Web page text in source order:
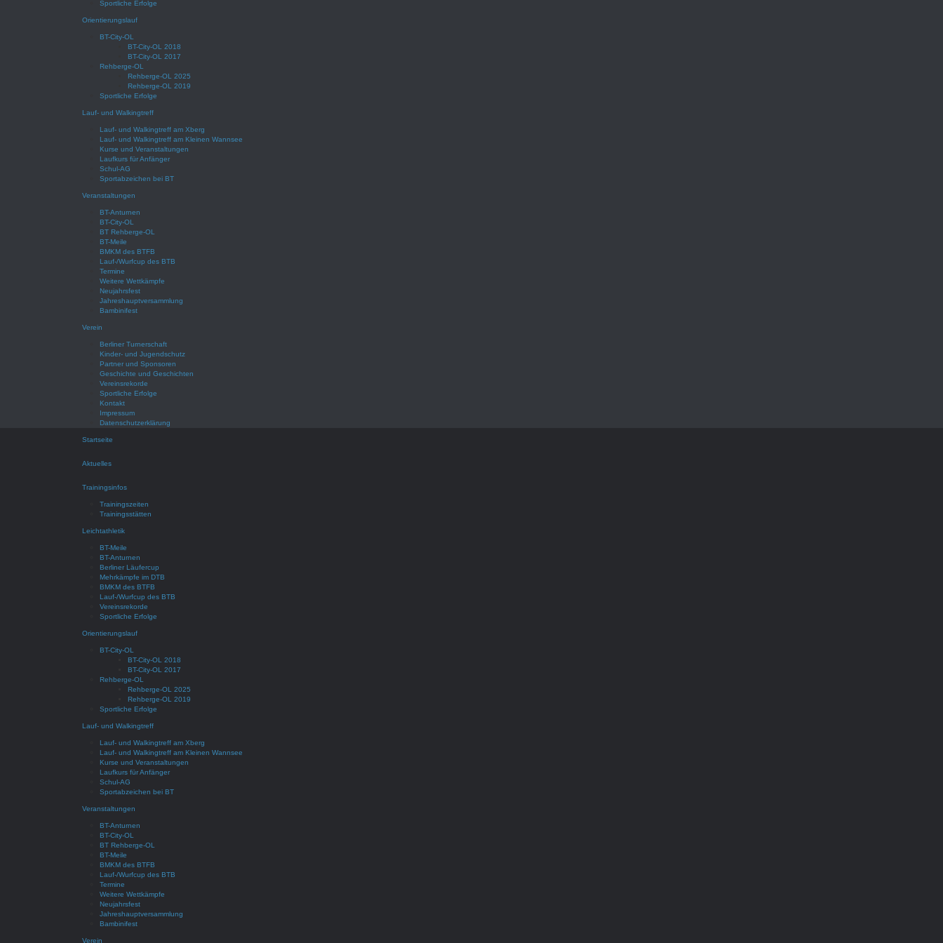
Sportliche Erfolge
Orientierungslauf
BT-City-OL
BT-City-OL 2018
BT-City-OL 2017
Rehberge-OL
Rehberge-OL 2025
Rehberge-OL 2019
Sportliche Erfolge
Lauf- und Walkingtreff
Lauf- und Walkingtreff am Xberg
Lauf- und Walkingtreff am Kleinen Wannsee
Kurse und Veranstaltungen
Laufkurs für Anfänger
Schul-AG
Sportabzeichen bei BT
Veranstaltungen
BT-Anturnen
BT-City-OL
BT Rehberge-OL
BT-Meile
BMKM des BTFB
Lauf-/Wurfcup des BTB
Termine
Weitere Wettkämpfe
Neujahrsfest
Jahreshauptversammlung
Bambinifest
Verein
Berliner Turnerschaft
Kinder- und Jugendschutz
Partner und Sponsoren
Geschichte und Geschichten
Vereinsrekorde
Sportliche Erfolge
Kontakt
Impressum
Datenschutzerklärung
Startseite
Aktuelles
Trainingsinfos
Trainingszeiten
Trainingsstätten
Leichtathletik
BT-Meile
BT-Anturnen
Berliner Läufercup
Mehrkämpfe im DTB
BMKM des BTFB
Lauf-/Wurfcup des BTB
Vereinsrekorde
Sportliche Erfolge
Orientierungslauf
BT-City-OL
BT-City-OL 2018
BT-City-OL 2017
Rehberge-OL
Rehberge-OL 2025
Rehberge-OL 2019
Sportliche Erfolge
Lauf- und Walkingtreff
Lauf- und Walkingtreff am Xberg
Lauf- und Walkingtreff am Kleinen Wannsee
Kurse und Veranstaltungen
Laufkurs für Anfänger
Schul-AG
Sportabzeichen bei BT
Veranstaltungen
BT-Anturnen
BT-City-OL
BT Rehberge-OL
BT-Meile
BMKM des BTFB
Lauf-/Wurfcup des BTB
Termine
Weitere Wettkämpfe
Neujahrsfest
Jahreshauptversammlung
Bambinifest
Verein